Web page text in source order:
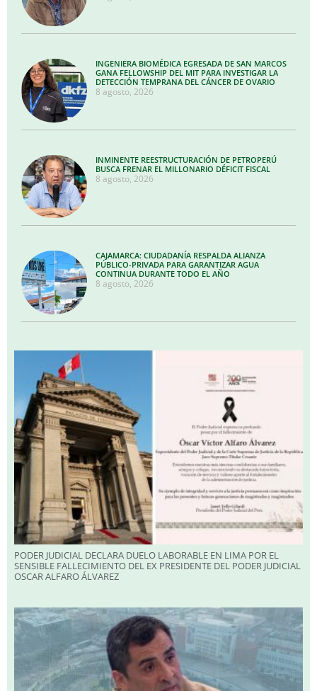
INGENIERA BIOMÉDICA EGRESADA DE SAN MARCOS
GANA FELLOWSHIP DEL MIT PARA INVESTIGAR LA
DETECCIÓN TEMPRANA DEL CÁNCER DE OVARIO
8 agosto, 2026
INMINENTE REESTRUCTURACIÓN DE PETROPERÚ
BUSCA FRENAR EL MILLONARIO DÉFICIT FISCAL
8 agosto, 2026
CAJAMARCA: CIUDADANÍA RESPALDA ALIANZA
PÚBLICO-PRIVADA PARA GARANTIZAR AGUA
CONTINUA DURANTE TODO EL AÑO
8 agosto, 2026
PODER JUDICIAL DECLARA DUELO LABORABLE EN LIMA POR EL
SENSIBLE FALLECIMIENTO DEL EX PRESIDENTE DEL PODER JUDICIAL
OSCAR ALFARO ÁLVAREZ